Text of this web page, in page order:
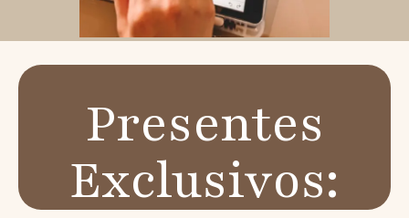
Presentes
Exclusivos: